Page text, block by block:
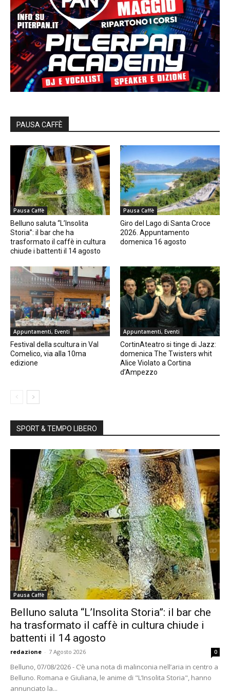
PAUSA CAFFÈ
Pausa Caffè
Belluno saluta “L’Insolita
Storia”: il bar che ha
trasformato il caffè in cultura
chiude i battenti il 14 agosto
Pausa Caffè
Giro del Lago di Santa Croce
2026. Appuntamento
domenica 16 agosto
Appuntamenti, Eventi
Festival della scultura in Val
Comelico, via alla 10ma
edizione
Appuntamenti, Eventi
CortinAteatro si tinge di Jazz:
domenica The Twisters whit
Alice Violato a Cortina
d’Ampezzo
SPORT & TEMPO LIBERO
Pausa Caffè
Belluno saluta “L’Insolita Storia”: il bar che
ha trasformato il caffè in cultura chiude i
battenti il 14 agosto
redazione - 7 Agosto 2026 0
Belluno, 07/08/2026 - C’è una nota di malinconia nell’aria in centro a
Belluno. Romana e Giuliana, le anime di "L’Insolita Storia", hanno
annunciato la...